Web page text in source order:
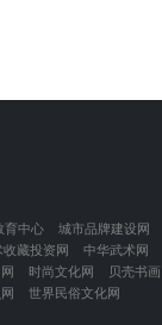
育中心 城市品牌建设网
收藏投资网
中华武术网
时尚文化网 贝壳书画
世界民俗文化网